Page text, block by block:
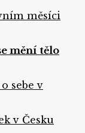
měsíci
mění tělo
sebe v
v Česku